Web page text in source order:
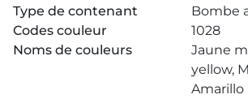
Type de contenant
Bombe
Codes couleur
1028
Noms de couleurs
Jaune
yellow,
Amarillo